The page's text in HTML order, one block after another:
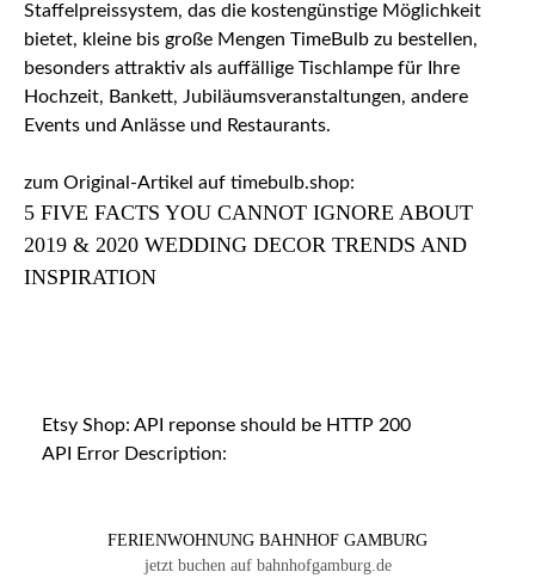
Staffelpreissystem, das die kostengünstige Möglichkeit
bietet, kleine bis große Mengen TimeBulb zu bestellen,
besonders attraktiv als auffällige Tischlampe für Ihre
Hochzeit, Bankett, Jubiläumsveranstaltungen, andere
Events und Anlässe und Restaurants.
zum Original-Artikel auf timebulb.shop:
5 FIVE FACTS YOU CANNOT IGNORE ABOUT
2019 & 2020 WEDDING DECOR TRENDS AND
INSPIRATION
Etsy Shop: API reponse should be HTTP 200
API Error Description:
FERIENWOHNUNG BAHNHOF GAMBURG
jetzt buchen auf bahnhofgamburg.de